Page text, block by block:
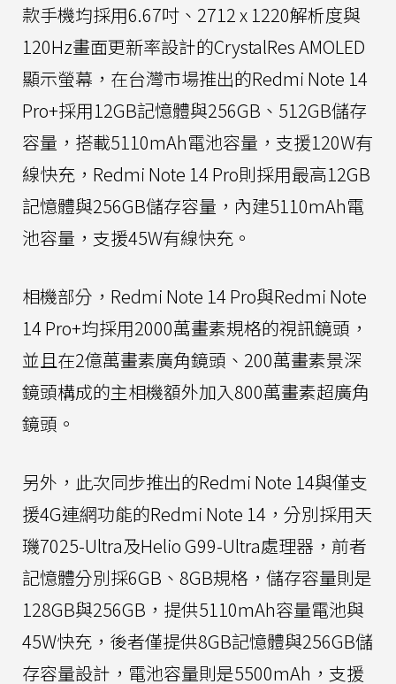
款手機均採用6.67吋、2712 x 1220解析度與
120Hz畫面更新率設計的CrystalRes AMOLED
顯示螢幕，在台灣市場推出的Redmi Note 14
Pro+採用12GB記憶體與256GB、512GB儲存
容量，搭載5110mAh電池容量，支援120W有
線快充，Redmi Note 14 Pro則採用最高12GB
記憶體與256GB儲存容量，內建5110mAh電
池容量，支援45W有線快充。
相機部分，Redmi Note 14 Pro與Redmi Note
14 Pro+均採用2000萬畫素規格的視訊鏡頭，
並且在2億萬畫素廣角鏡頭、200萬畫素景深
鏡頭構成的主相機額外加入800萬畫素超廣角
鏡頭。
另外，此次同步推出的Redmi Note 14與僅支
援4G連網功能的Redmi Note 14，分別採用天
璣7025-Ultra及Helio G99-Ultra處理器，前者
記憶體分別採6GB、8GB規格，儲存容量則是
128GB與256GB，提供5110mAh容量電池與
45W快充，後者僅提供8GB記憶體與256GB儲
存容量設計，電池容量則是5500mAh，支援